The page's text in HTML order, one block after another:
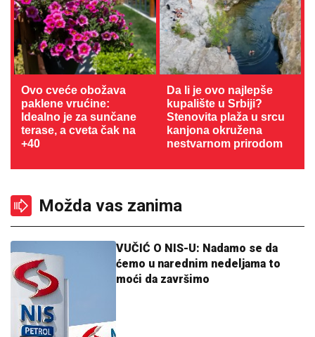
Ovo cveće obožava
paklene vrućine:
Idealno je za sunčane
terase, a cveta čak na
+40
Da li je ovo najlepše
kupalište u Srbiji?
Stenovita plaža u srcu
kanjona okružena
nestvarnom prirodom
Možda vas zanima
VUČIĆ O NIS-U: Nadamo se da
ćemo u narednim nedeljama to
moći da završimo